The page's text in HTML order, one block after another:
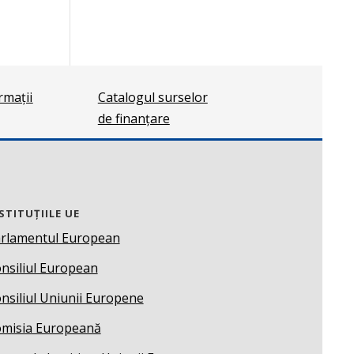
Catalogul surselor
de finanțare
UE
European
European
Uniunii Europene
Europeană